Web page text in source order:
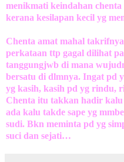
menikmati keindahan chenta
kerana kesilapan kecil yg
Chenta amat mahal
perkataan ttp gagal dilihat
tanggungjwb di mana
bersatu di dlmnya. Ingat pd
yg kasih, kasih pd yg rindu,
Chenta itu takkan hadir
ada kalu takde sape yg
sudi. Bkn meminta pd yg
suci dan sejati…